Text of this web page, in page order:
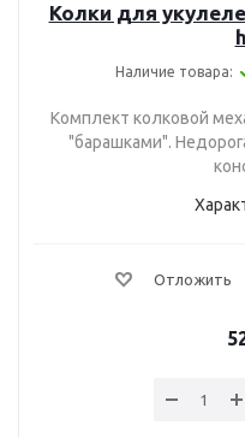
Колки для
Наличие товара:
Комплект колковой
"барашками".
Отложить